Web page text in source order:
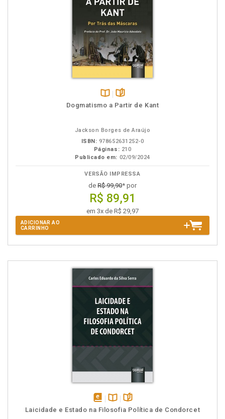
Disponível
páginas
Dogmatismo a Partir de Kant
Jackson Borges de Araújo
ISBN: 978652631252-0
Páginas: 210
Publicado em: 02/09/2024
VERSÃO IMPRESSA
de R$ 99,90* por
R$ 89,91
em 3x de R$ 29,97
ADICIONAR AO
CARRINHO
disponívelDisponível
páginas
Laicidade e Estado na Filosofia Política de Condorcet